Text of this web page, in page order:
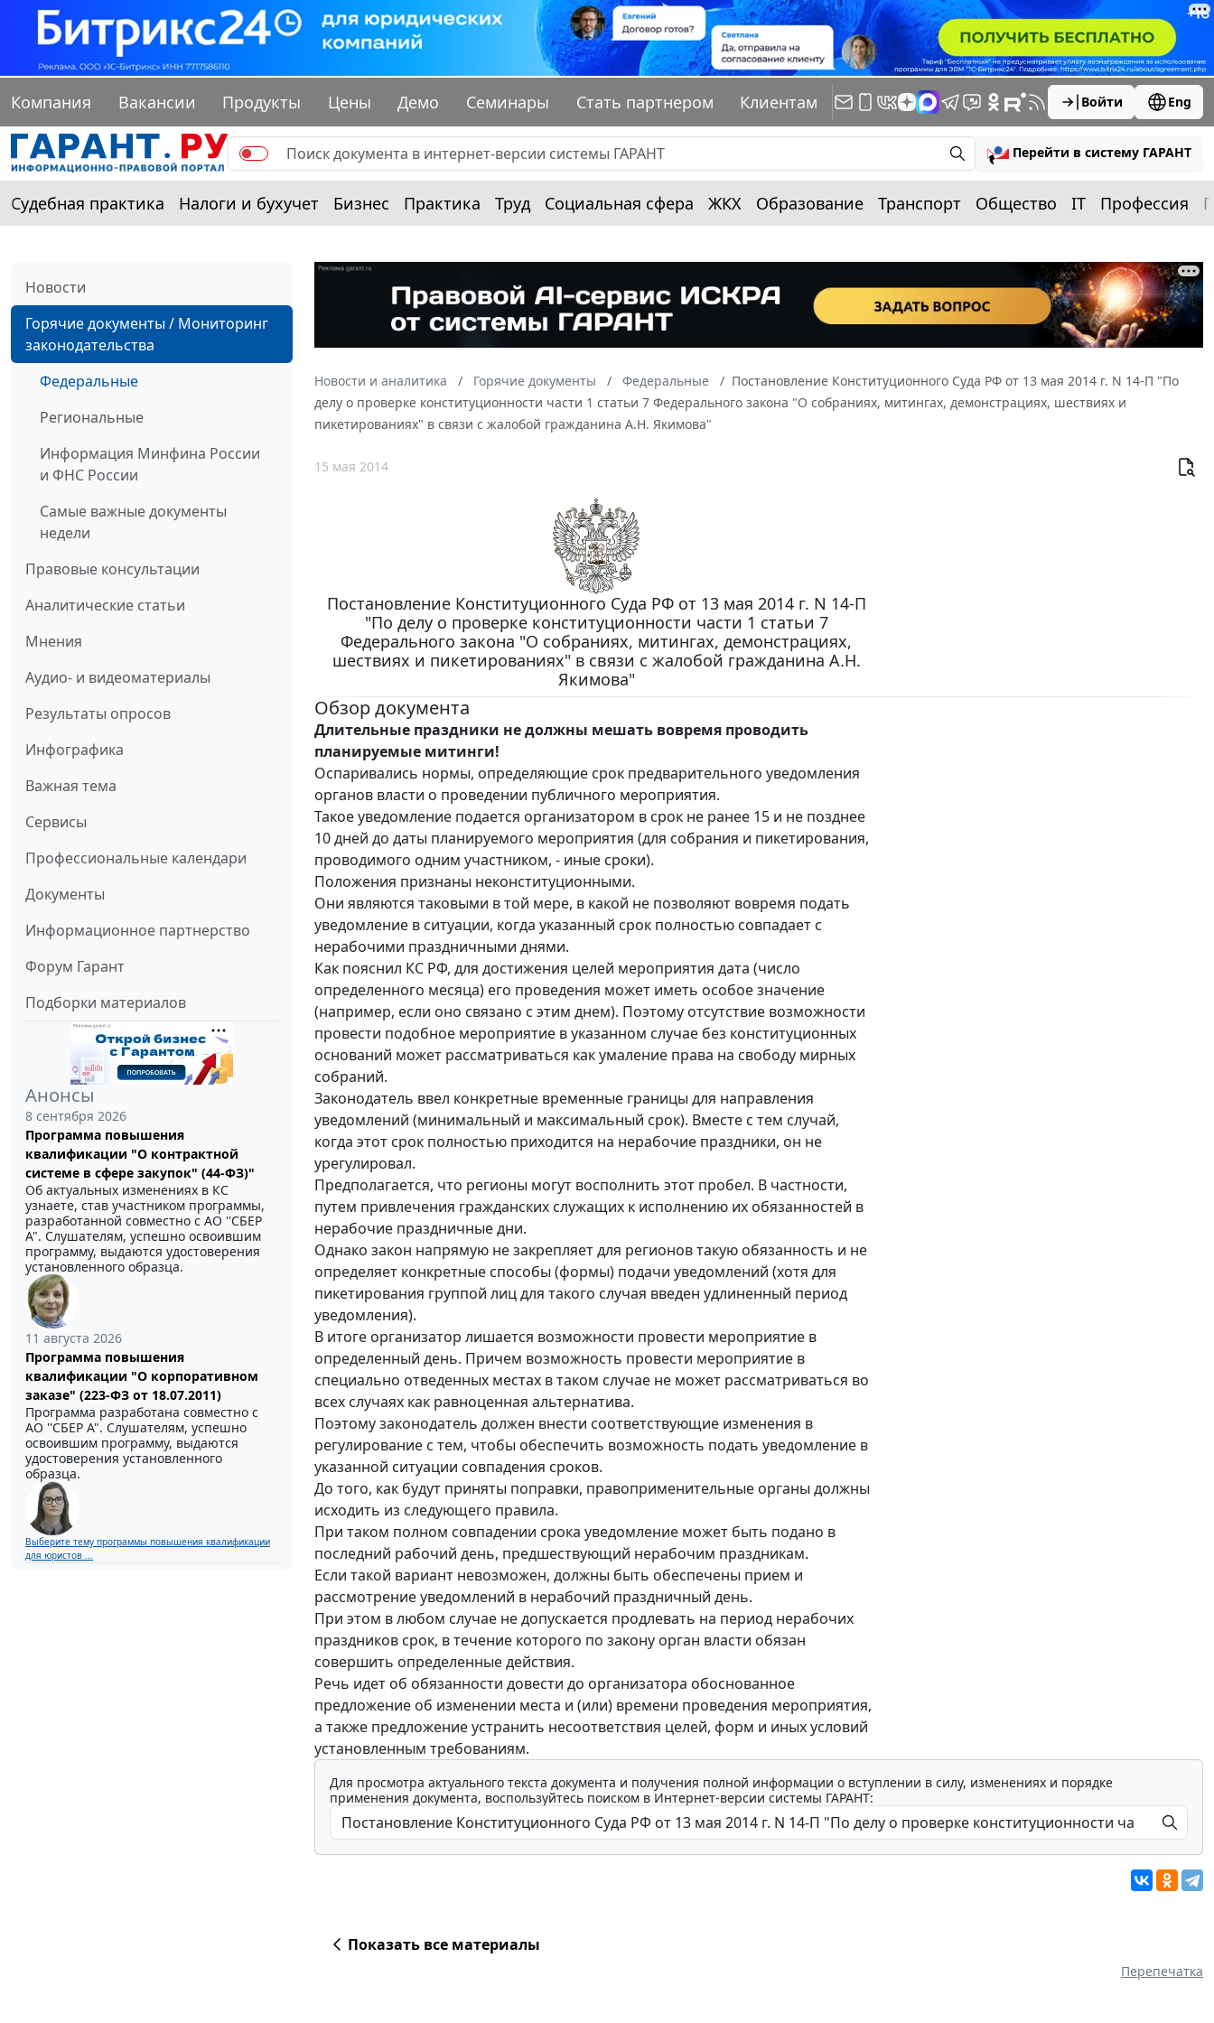
Компания Вакансии Продукты Цены Демо Семинары Стать партнером Клиентам Войти Eng
Перейти в систему ГАРАНТ
Судебная практика Налоги и бухучет Бизнес Практика Труд Социальная сфера ЖКХ Образование Транспорт Общество IT Профессия
Новости
Горячие документы / Мониторинг
законодательства
Федеральные
Региональные
Информация Минфина России
и ФНС России
Самые важные документы
недели
Правовые консультации
Аналитические статьи
Мнения
Аудио- и видеоматериалы
Результаты опросов
Инфографика
Важная тема
Сервисы
Профессиональные календари
Документы
Информационное партнерство
Форум Гарант
Подборки материалов
Анонсы
8 сентября 2026
Программа повышения
квалификации "О контрактной
системе в сфере закупок" (44-ФЗ)"
Об актуальных изменениях в КС
узнаете, став участником программы,
разработанной совместно с АО ''СБЕР
А". Слушателям, успешно освоившим
программу, выдаются удостоверения
установленного образца.
11 августа 2026
Программа повышения
квалификации "О корпоративном
заказе" (223-ФЗ от 18.07.2011)
Программа разработана совместно с
АО ''СБЕР А". Слушателям, успешно
освоившим программу, выдаются
удостоверения установленного
образца.
Выберите тему программы повышения квалификации
для юристов ...
Новости и аналитика Горячие документы Федеральные
Постановление Конституционного Суда РФ от 13 мая 2014 г. N 14-П "По
делу о проверке конституционности части 1 статьи 7 Федерального закона "О собраниях, митингах, демонстрациях, шествиях и
пикетированиях" в связи с жалобой гражданина А.Н. Якимова"
15 мая 2014
Постановление Конституционного Суда РФ от 13 мая 2014 г. N 14-П
"По делу о проверке конституционности части 1 статьи 7
Федерального закона "О собраниях, митингах, демонстрациях,
шествиях и пикетированиях" в связи с жалобой гражданина А.Н.
Якимова"
Обзор документа
Длительные праздники не должны мешать вовремя проводить
планируемые митинги!
Оспаривались нормы, определяющие срок предварительного уведомления
органов власти о проведении публичного мероприятия.
Такое уведомление подается организатором в срок не ранее 15 и не позднее
10 дней до даты планируемого мероприятия (для собрания и пикетирования,
проводимого одним участником, - иные сроки).
Положения признаны неконституционными.
Они являются таковыми в той мере, в какой не позволяют вовремя подать
уведомление в ситуации, когда указанный срок полностью совпадает с
нерабочими праздничными днями.
Как пояснил КС РФ, для достижения целей мероприятия дата (число
определенного месяца) его проведения может иметь особое значение
(например, если оно связано с этим днем). Поэтому отсутствие возможности
провести подобное мероприятие в указанном случае без конституционных
оснований может рассматриваться как умаление права на свободу мирных
собраний.
Законодатель ввел конкретные временные границы для направления
уведомлений (минимальный и максимальный срок). Вместе с тем случай,
когда этот срок полностью приходится на нерабочие праздники, он не
урегулировал.
Предполагается, что регионы могут восполнить этот пробел. В частности,
путем привлечения гражданских служащих к исполнению их обязанностей в
нерабочие праздничные дни.
Однако закон напрямую не закрепляет для регионов такую обязанность и не
определяет конкретные способы (формы) подачи уведомлений (хотя для
пикетирования группой лиц для такого случая введен удлиненный период
уведомления).
В итоге организатор лишается возможности провести мероприятие в
определенный день. Причем возможность провести мероприятие в
специально отведенных местах в таком случае не может рассматриваться во
всех случаях как равноценная альтернатива.
Поэтому законодатель должен внести соответствующие изменения в
регулирование с тем, чтобы обеспечить возможность подать уведомление в
указанной ситуации совпадения сроков.
До того, как будут приняты поправки, правоприменительные органы должны
исходить из следующего правила.
При таком полном совпадении срока уведомление может быть подано в
последний рабочий день, предшествующий нерабочим праздникам.
Если такой вариант невозможен, должны быть обеспечены прием и
рассмотрение уведомлений в нерабочий праздничный день.
При этом в любом случае не допускается продлевать на период нерабочих
праздников срок, в течение которого по закону орган власти обязан
совершить определенные действия.
Речь идет об обязанности довести до организатора обоснованное
предложение об изменении места и (или) времени проведения мероприятия,
а также предложение устранить несоответствия целей, форм и иных условий
установленным требованиям.
Для просмотра актуального текста документа и получения полной информации о вступлении в силу, изменениях и порядке
применения документа, воспользуйтесь поиском в Интернет-версии системы ГАРАНТ:
Показать все материалы
Перепечатка